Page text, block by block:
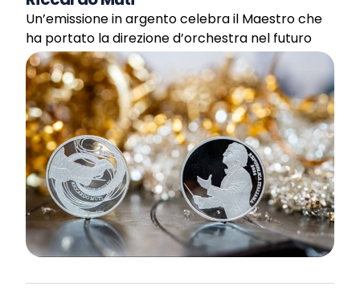
Un’emissione in argento celebra il Maestro che
ha portato la direzione d’orchestra nel futuro